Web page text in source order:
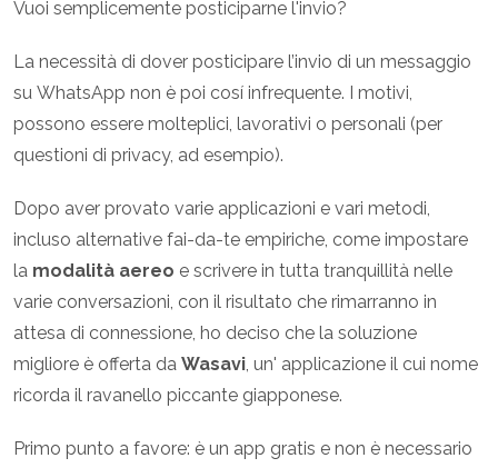
Vuoi semplicemente posticiparne l'invio?
La necessità di dover posticipare l’invio di un messaggio
su WhatsApp non è poi cosí infrequente. I motivi,
possono essere molteplici, lavorativi o personali (per
questioni di privacy, ad esempio).
Dopo aver provato varie applicazioni e vari metodi,
incluso alternative fai-da-te empiriche, come impostare
la modalità aereo e scrivere in tutta tranquillità nelle
varie conversazioni, con il risultato che rimarranno in
attesa di connessione, ho deciso che la soluzione
migliore è offerta da Wasavi, un' applicazione il cui nome
ricorda il ravanello piccante giapponese.
Primo punto a favore: è un app gratis e non è necessario